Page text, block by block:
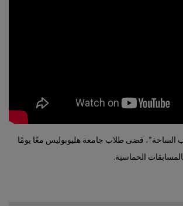
الساحة”، قضى طلاب جامعة هليوبوليس معًا يومًا
الحماسية.